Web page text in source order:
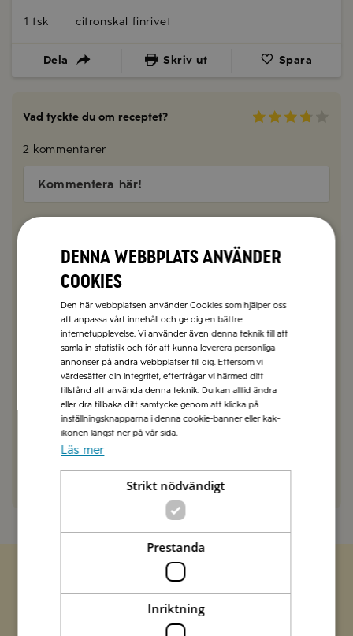
1 tsk citronskal finrivet
Dela Skriv ut Spara
Vad tyckte du om receptet?
2 kommentarer
Kommentera här!
2019-01-01
SVARA
Emma Olsson 2019-02-04
Hej Lars,
1 1/2 timme räcker för att nötsteken ska bli bra.
Har ändrat det i receptet, tack för feedback 🙂
Hälsningar
Emma från Zeta
SVARA
Zetas populära nyhetsbrev
Missa inte att vi har flera olika nyhetsbrev som
Denna webbplats använder
cookies
Den här webbplatsen använder Cookies som hjälper oss
att anpassa vårt innehåll och ge dig en bättre
internetupplevelse. Vi använder även denna teknik till att
samla in statistik och för att kunna leverera personliga
annonser på andra webbplatser till dig. Eftersom vi
värdesätter din integritet, efterfrågar vi härmed ditt
tillstånd att använda denna teknik. Du kan alltid ändra
eller dra tillbaka ditt samtycke genom att klicka på
inställningsknapparna i denna cookie-banner eller kak-
ikonen längst ner på vår sida.
Läs mer
Strikt nödvändigt
Prestanda
Inriktning